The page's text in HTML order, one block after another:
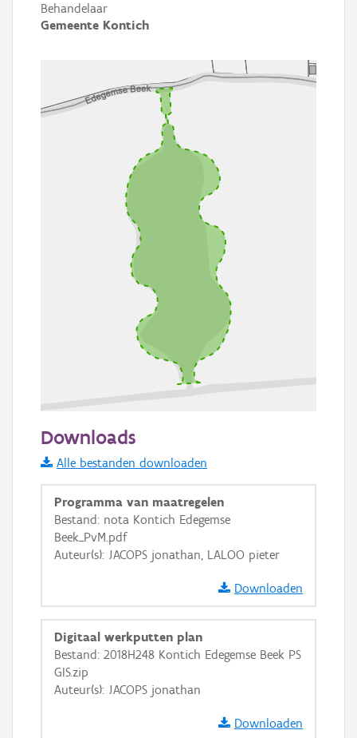
Behandelaar
Gemeente Kontich
Informatie Vlaanderen
i
+ −
Basis Lagen
OSM-Basiskaart
Downloads
Alle bestanden downloaden
Programma van maatregelen
Bestand: nota Kontich Edegemse
Beek_PvM.pdf
Auteur(s): JACOPS jonathan, LALOO pieter
Downloaden
Digitaal werkputten plan
Bestand: 2018H248 Kontich Edegemse Beek PS
GIS.zip
Auteur(s): JACOPS jonathan
Downloaden